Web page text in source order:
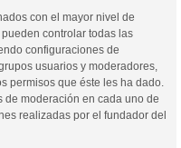
con el mayor nivel de
controlar todas las
configuraciones de
usuarios y moderadores,
permisos que éste les ha dado.
de moderación en cada uno de
realizadas por el fundador del